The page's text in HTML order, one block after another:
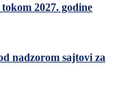
2027. godine
nadzorom sajtovi za